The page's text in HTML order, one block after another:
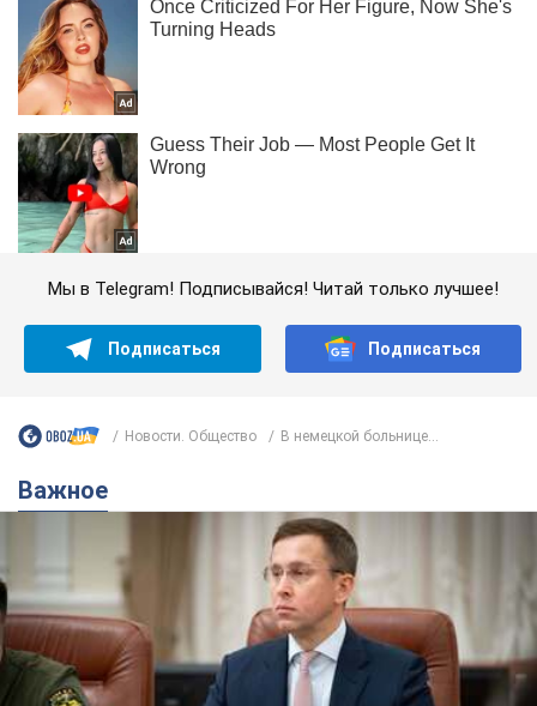
Мы в Telegram! Подписывайся! Читай только лучшее!
Подписаться Подписаться
Новости. Общество В немецкой больнице...
Важное